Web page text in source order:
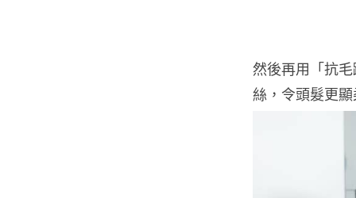
然後再用「抗
絲，令頭髮更